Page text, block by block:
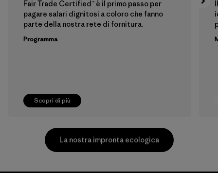
Scopri di più
Fair Trade Certified™ è il primo passo per
pagare salari dignitosi a coloro che fanno
parte della nostra rete di fornitura.
Programma
La nostra impronta ecologica